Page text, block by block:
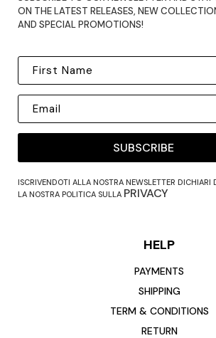
ON THE LATEST RELEASES, NEW
AND SPECIAL PROMOTIONS!
SUBSCRIBE
ISCRIVENDOTI ALLA NOSTRA NEWSLETTER DICHIARI
LA NOSTRA POLITICA SULLA PRIVACY
HELP
PAYMENTS
SHIPPING
TERM & CONDITIONS
RETURN